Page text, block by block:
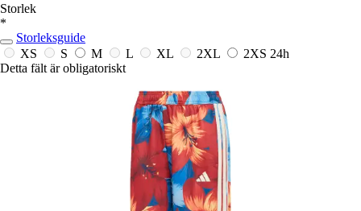
Storlek
*
Storleksguide
XS
S M L XL 2XL 2XS 24h
Detta fält är obligatoriskt